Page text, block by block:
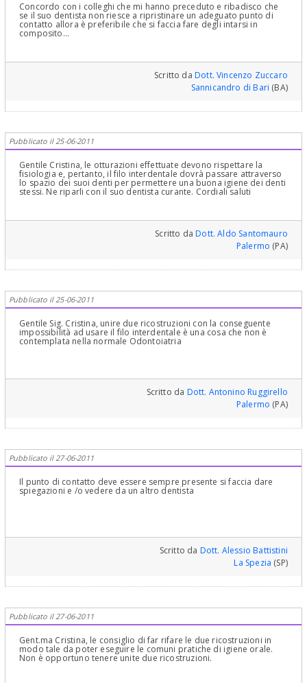
Concordo con i colleghi che mi hanno preceduto e ribadisco che
se il suo dentista non riesce a ripristinare un adeguato punto di
contatto allora è preferibile che si faccia fare degli intarsi in
composito...
Scritto daDott. Vincenzo Zuccaro
Sannicandro di Bari (BA)
Pubblicato il 25-06-2011
Gentile Cristina, le otturazioni effettuate devono rispettare la
fisiologia e, pertanto, il filo interdentale dovrà passare attraverso
lo spazio dei suoi denti per permettere una buona igiene dei denti
stessi. Ne riparli con il suo dentista curante. Cordiali saluti
Scritto daDott. Aldo Santomauro
Palermo (PA)
Pubblicato il 25-06-2011
Gentile Sig. Cristina, unire due ricostruzioni con la conseguente
impossibilità ad usare il filo interdentale è una cosa che non è
contemplata nella normale Odontoiatria
Scritto da Dott. Antonino Ruggirello
Palermo (PA)
Pubblicato il 27-06-2011
Il punto di contatto deve essere sempre presente si faccia dare
spiegazioni e /o vedere da un altro dentista
Scritto da Dott. Alessio Battistini
La Spezia (SP)
Pubblicato il 27-06-2011
Gent.ma Cristina, le consiglio di far rifare le due ricostruzioni in
modo tale da poter eseguire le comuni pratiche di igiene orale.
Non è opportuno tenere unite due ricostruzioni.